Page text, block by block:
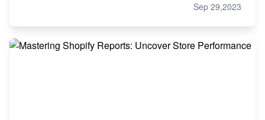
Sep 29,2023